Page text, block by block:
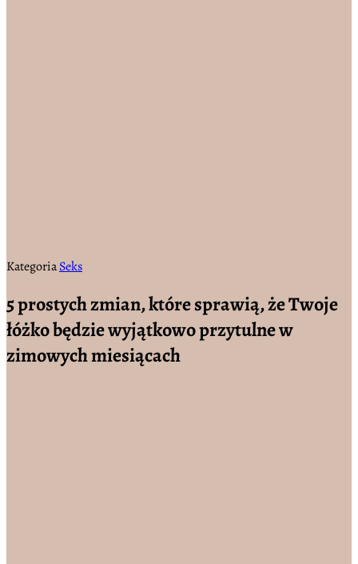
KategoriaSeks
5 prostych zmian, które sprawią, że Twoje
łóżko będzie wyjątkowo przytulne w
zimowych miesiącach